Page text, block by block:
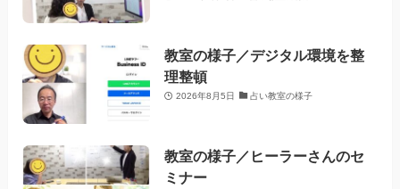
教室の様子／デジタル環境を整
理整頓
2026年8月5日 占い教室の様子
教室の様子／ヒーラーさんのセ
ミナー